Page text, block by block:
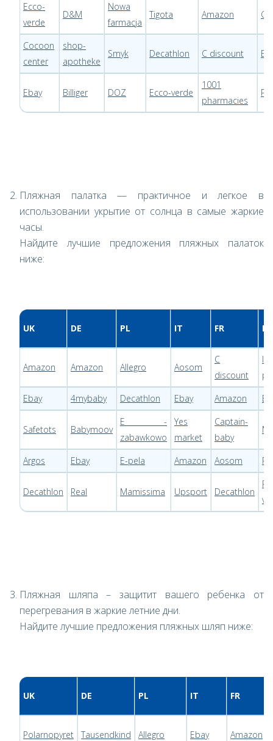
Ecco-
verde
D&M
Nowa
farmacja
Tigota Amazon
Cocoon
center
shop-
apotheke
Smyk Decathlon C discount
Ebay Billiger DOZ Ecco-verde
1001
pharmacies
Пляжная палатка — практичное и легкое в
использовании укрытие от солнца в самые жаркие
часы.
Найдите лучшие предложения пляжных палаток
ниже:
UK DE PL IT FR LT
Amazon Amazon Allegro Aosom
C
discount
Ebay
4mybaby Decathlon Ebay Amazon
Safetots Babymoov
E -
zabawkowo
Yes
market
Captain-
baby
Argos Ebay E-pela Amazon Aosom
Decathlon Real Mamissima Upsport Decathlon
Пляжная шляпа – защитит вашего ребенка от
перегревания в жаркие летние дни.
Найдите лучшие предложения пляжных шляп ниже:
UK DE PL IT FR
Polarnopyret Tausendkind Allegro Ebay Amazon